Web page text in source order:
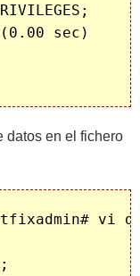
sec)
datos en el fichero
vi